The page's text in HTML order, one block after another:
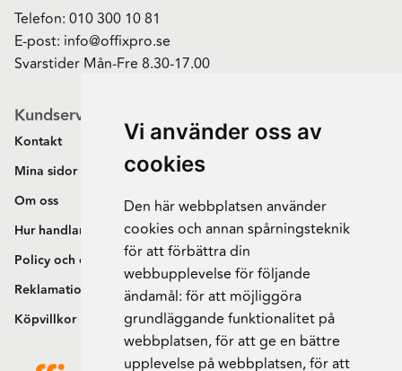
Vi använder oss av
cookies
Den här webbplatsen använder
cookies och annan spårningsteknik
för att förbättra din
webbupplevelse för följande
ändamål: för att möjliggöra
grundläggande funktionalitet på
webbplatsen,för att ge en bättre
upplevelse på webbplatsen,för att
Telefon: 010 300 10 81
E-post: info@offixpro.se
Svarstider Mån-Fre 8.30-17.00
Kundservice
Kontakt
Mina sidor
Om oss
Hur handlar jag?
Policy och cookies
Reklamation och retur
Köpvillkor